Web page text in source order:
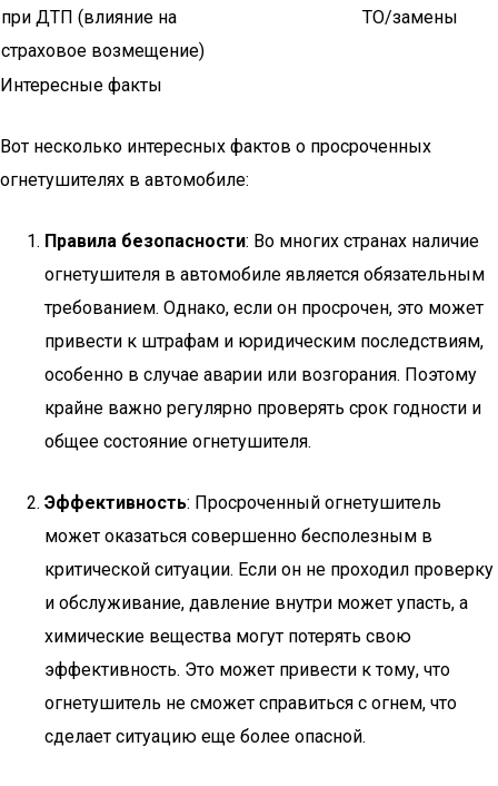
при ДТП (влияние на
страховое возмещение)
ТО/замены
Интересные факты
Вот несколько интересных фактов о просроченных
огнетушителях в автомобиле:
Правила безопасности: Во многих странах наличие
огнетушителя в автомобиле является обязательным
требованием. Однако, если он просрочен, это может
привести к штрафам и юридическим последствиям,
особенно в случае аварии или возгорания. Поэтому
крайне важно регулярно проверять срок годности и
общее состояние огнетушителя.
Эффективность: Просроченный огнетушитель
может оказаться совершенно бесполезным в
критической ситуации. Если он не проходил проверку
и обслуживание, давление внутри может упасть, а
химические вещества могут потерять свою
эффективность. Это может привести к тому, что
огнетушитель не сможет справиться с огнем, что
сделает ситуацию еще более опасной.